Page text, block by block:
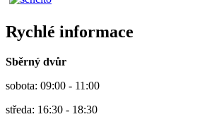
Rychlé informace
Sběrný dvůr
sobota: 09:00 - 11:00
středa: 16:30 - 18:30